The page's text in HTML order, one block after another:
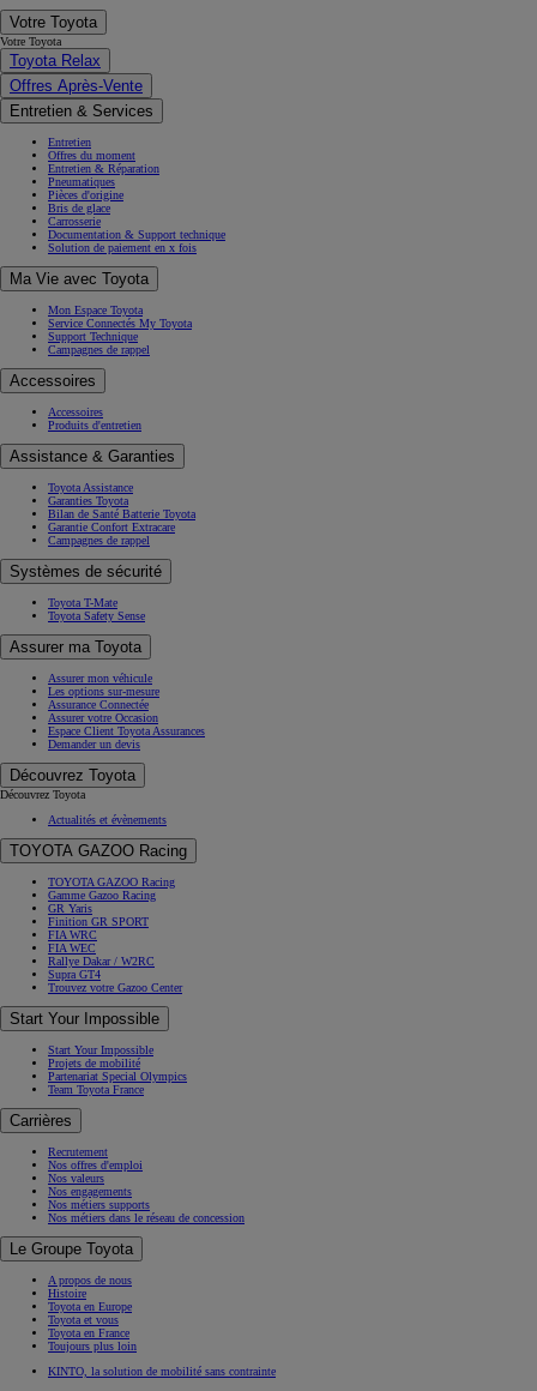
Votre Toyota
Votre Toyota
Toyota Relax
Offres Après-Vente
Entretien & Services
Entretien
Offres du moment
Entretien & Réparation
Pneumatiques
Pièces d'origine
Bris de glace
Carrosserie
Documentation & Support technique
Solution de paiement en x fois
Ma Vie avec Toyota
Mon Espace Toyota
Service Connectés My Toyota
Support Technique
Campagnes de rappel
Accessoires
Accessoires
Produits d'entretien
Assistance & Garanties
Toyota Assistance
Garanties Toyota
Bilan de Santé Batterie Toyota
Garantie Confort Extracare
Campagnes de rappel
Systèmes de sécurité
Toyota T-Mate
Toyota Safety Sense
Assurer ma Toyota
Assurer mon véhicule
Les options sur-mesure
Assurance Connectée
Assurer votre Occasion
Espace Client Toyota Assurances
Demander un devis
Découvrez Toyota
Découvrez Toyota
Actualités et évènements
TOYOTA GAZOO Racing
TOYOTA GAZOO Racing
Gamme Gazoo Racing
GR Yaris
Finition GR SPORT
FIA WRC
FIA WEC
Rallye Dakar / W2RC
Supra GT4
Trouvez votre Gazoo Center
Start Your Impossible
Start Your Impossible
Projets de mobilité
Partenariat Special Olympics
Team Toyota France
Carrières
Recrutement
Nos offres d'emploi
Nos valeurs
Nos engagements
Nos métiers supports
Nos métiers dans le réseau de concession
Le Groupe Toyota
A propos de nous
Histoire
Toyota en Europe
Toyota et vous
Toyota en France
Toujours plus loin
KINTO, la solution de mobilité sans contrainte